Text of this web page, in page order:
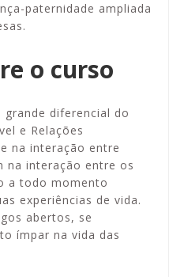
paternidade ampliada
o curso
diferencial do
e Relações
na interação entre
na interação entre os
a todo momento
experiências de vida.
abertos, se
ímpar na vida das